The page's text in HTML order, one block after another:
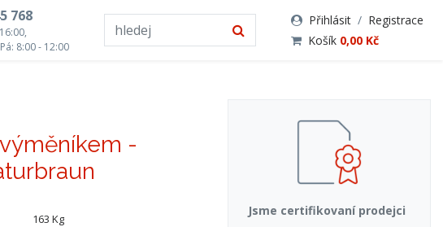
768
8:00 - 12:00
Přihlásit / Registrace
Košík 0,00 Kč
-
163 Kg
Jsme certifikovaní prodejci